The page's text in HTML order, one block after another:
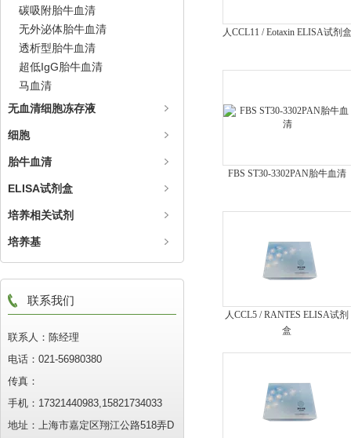
碳吸附胎牛血清
无外泌体胎牛血清
透析型胎牛血清
超低IgG胎牛血清
马血清
无血清细胞冻存液
细胞
胎牛血清
ELISA试剂盒
培养相关试剂
培养基
联系我们
联系人：陈经理
电话：021-56980380
传真：
手机：17321440983,15821734033
地址：上海市嘉定区翔江公路518弄D
人CCL11 / Eotaxin ELISA试剂盒
FBS ST30-3302PAN胎牛血清
人CCL5 / RANTES ELISA试剂
盒